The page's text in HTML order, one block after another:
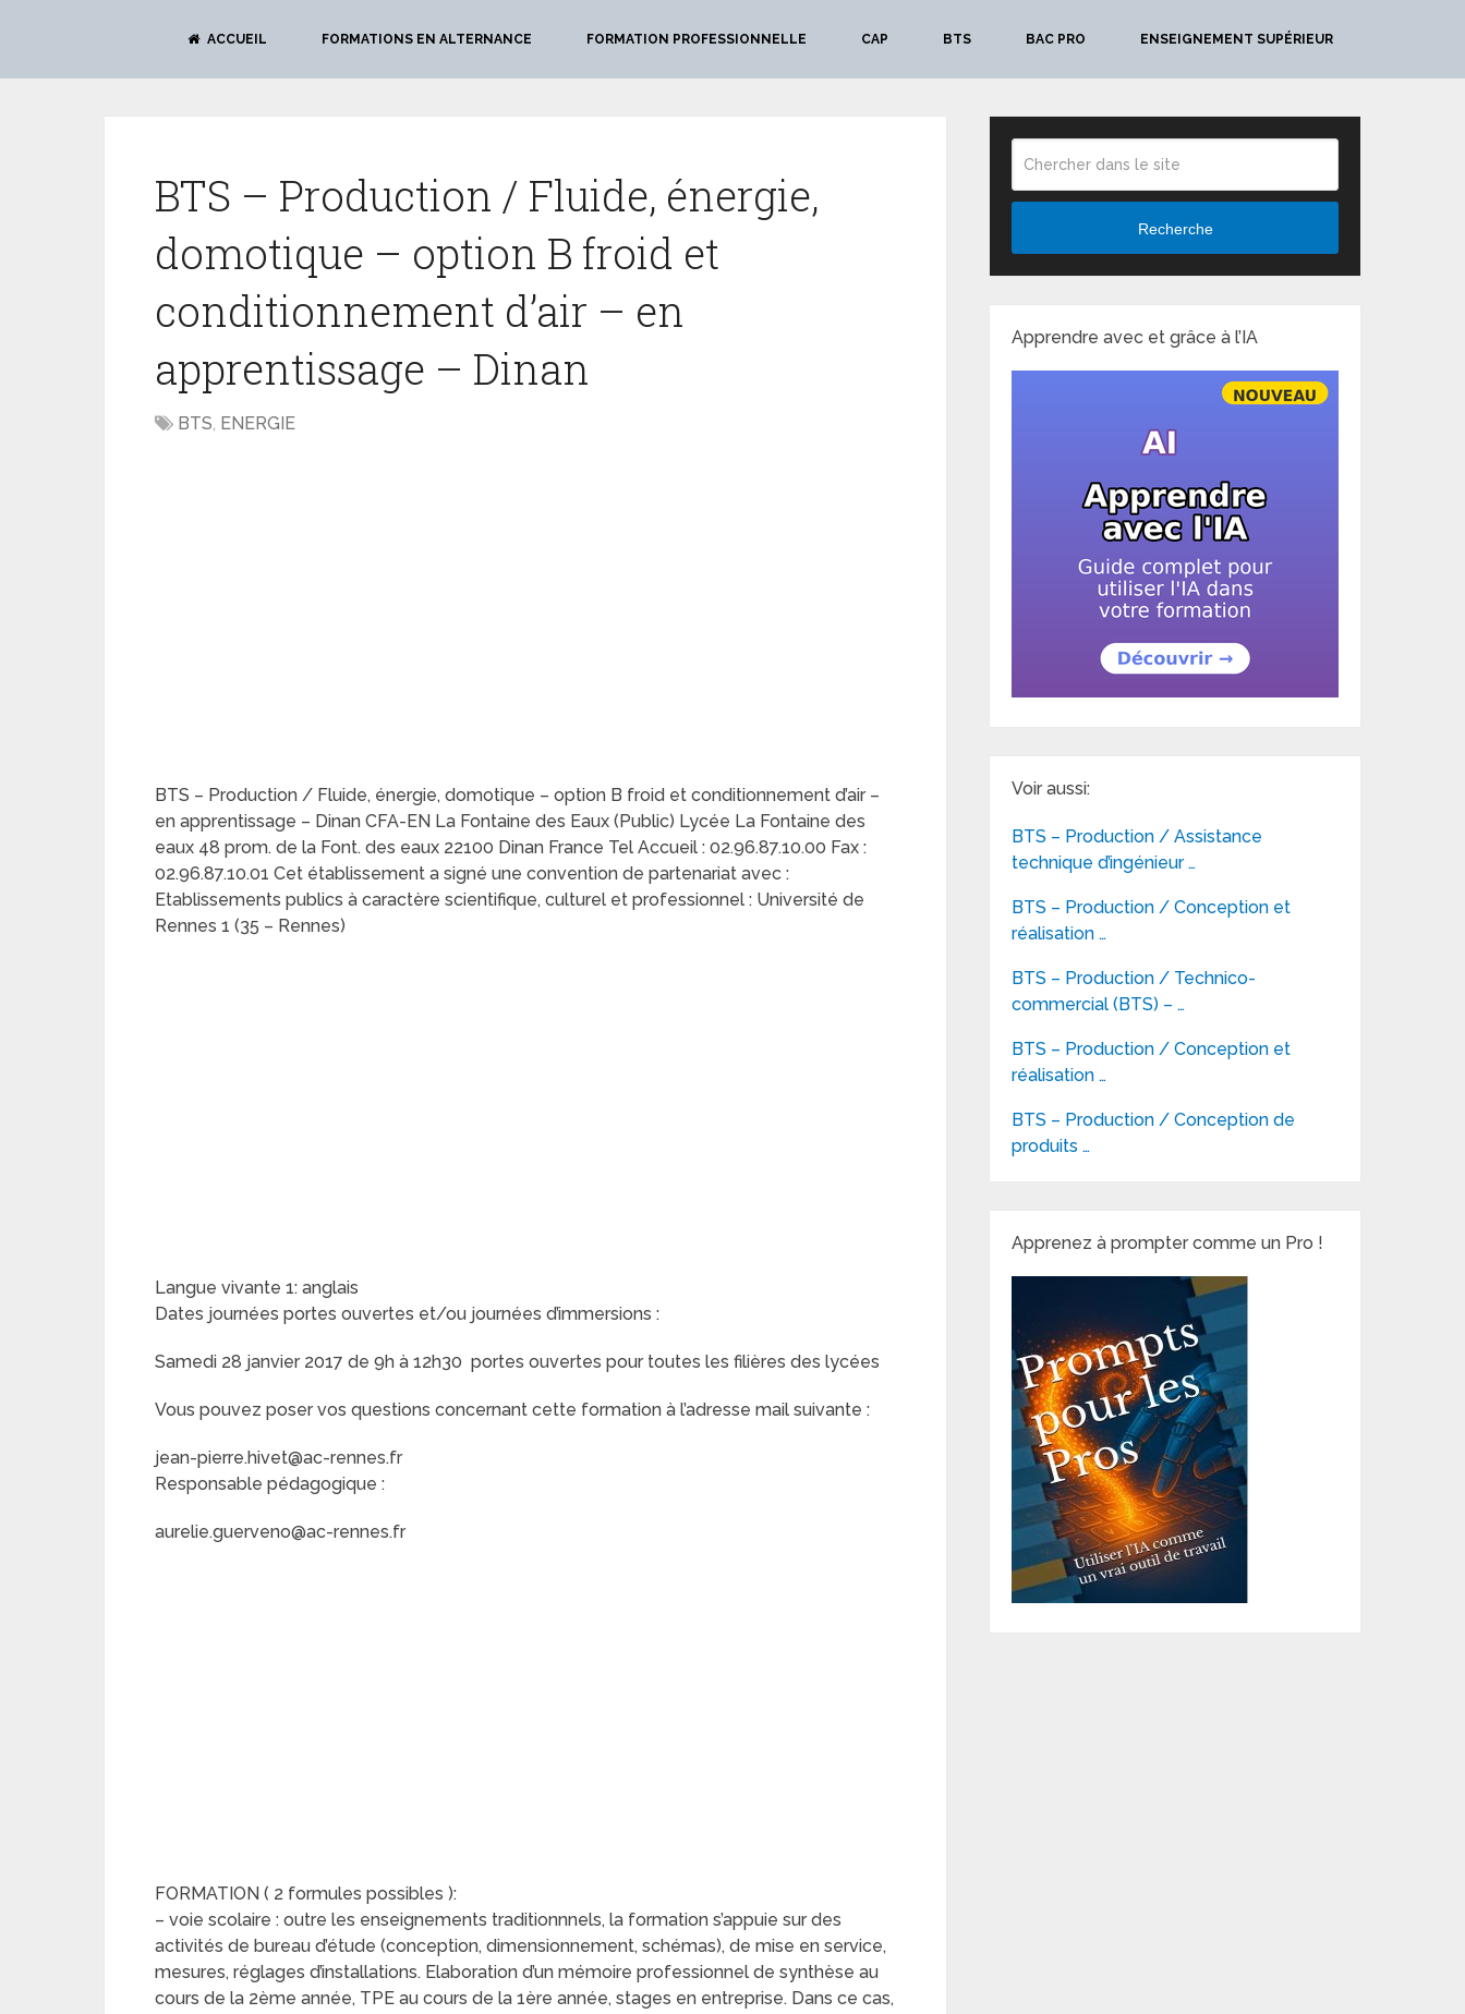
ACCUEIL FORMATIONS EN ALTERNANCE FORMATION PROFESSIONNELLE CAP BTS BAC PRO ENSEIGNEMENT SUPÉRIEUR
BTS – Production / Fluide, énergie,
domotique – option B froid et
conditionnement d’air – en
apprentissage – Dinan
BTS, ENERGIE
BTS – Production / Fluide, énergie, domotique – option B froid et conditionnement d’air –
en apprentissage – Dinan CFA-EN La Fontaine des Eaux (Public) Lycée La Fontaine des
eaux 48 prom. de la Font. des eaux 22100 Dinan France Tel Accueil : 02.96.87.10.00 Fax :
02.96.87.10.01 Cet établissement a signé une convention de partenariat avec :
Etablissements publics à caractère scientifique, culturel et professionnel : Université de
Rennes 1 (35 – Rennes)
Langue vivante 1: anglais
Dates journées portes ouvertes et/ou journées d’immersions :
Samedi 28 janvier 2017 de 9h à 12h30 portes ouvertes pour toutes les filières des lycées
Vous pouvez poser vos questions concernant cette formation à l’adresse mail suivante :
jean-pierre.hivet@ac-rennes.fr
Responsable pédagogique :
aurelie.guerveno@ac-rennes.fr
FORMATION ( 2 formules possibles ):
– voie scolaire : outre les enseignements traditionnnels, la formation s’appuie sur des
activités de bureau d’étude (conception, dimensionnement, schémas), de mise en service,
mesures, réglages d’installations. Elaboration d’un mémoire professionnel de synthèse au
cours de la 2ème année, TPE au cours de la 1ère année, stages en entreprise. Dans ce cas,
Recherche
Apprendre avec et grâce à l’IA
Voir aussi:
BTS – Production / Assistance
technique d’ingénieur …
BTS – Production / Conception et
réalisation …
BTS – Production / Technico-
commercial (BTS) – …
BTS – Production / Conception et
réalisation …
BTS – Production / Conception de
produits …
Apprenez à prompter comme un Pro !